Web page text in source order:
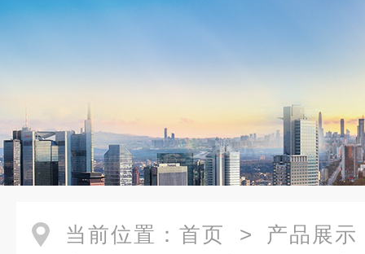
当前位置： 首页 > 产品展示